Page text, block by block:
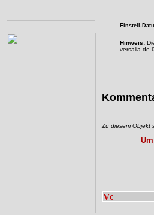
Einstell-
Hinweis:
versalia.de
Zu diesem Objekt